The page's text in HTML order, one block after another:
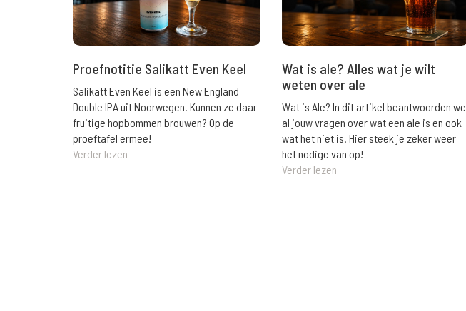
Proefnotitie Salikatt Even Keel
Salikatt Even Keel is een New England
Double IPA uit Noorwegen. Kunnen ze daar
fruitige hopbommen brouwen? Op de
proeftafel ermee!
Verder lezen
Wat is ale? Alles wat je wilt
weten over ale
Wat is Ale? In dit artikel beantwoorden we
al jouw vragen over wat een ale is en ook
wat het niet is. Hier steek je zeker weer
het nodige van op!
Verder lezen